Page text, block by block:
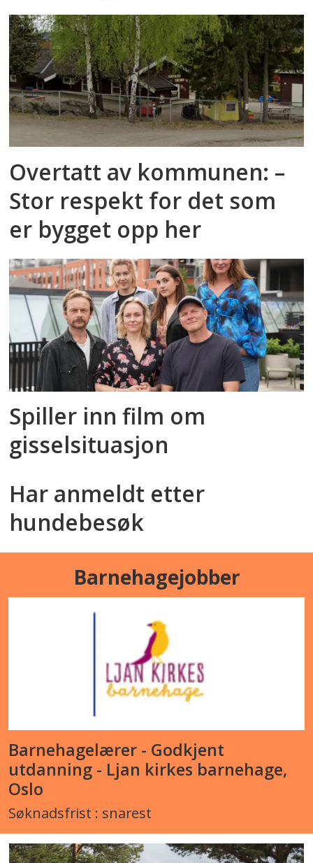
Overtatt av kommunen: –
Stor respekt for det som
er bygget opp her
Spiller inn film om
gisselsituasjon
Har anmeldt etter
hundebesøk
Barnehagejobber
Barnehagelærer - Godkjent
utdanning - Ljan kirkes barnehage,
Oslo
Søknadsfrist : snarest